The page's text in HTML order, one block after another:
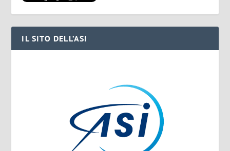
IL SITO DELL’ASI